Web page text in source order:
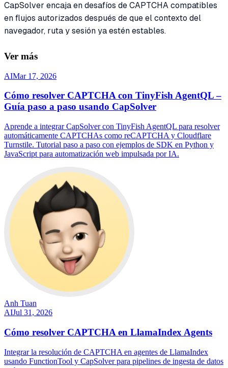
CapSolver encaja en desafíos de CAPTCHA compatibles
en flujos autorizados después de que el contexto del
navegador, ruta y sesión ya estén estables.
Ver más
AIMar 17, 2026
Cómo resolver CAPTCHA con TinyFish AgentQL –
Guía paso a paso usando CapSolver
Aprende a integrar CapSolver con TinyFish AgentQL para resolver
automáticamente CAPTCHAs como reCAPTCHA y Cloudflare
Turnstile. Tutorial paso a paso con ejemplos de SDK en Python y
JavaScript para automatización web impulsada por IA.
Anh Tuan
AIJul 31, 2026
Cómo resolver CAPTCHA en LlamaIndex Agents
Integrar la resolución de CAPTCHA en agentes de LlamaIndex
usando FunctionTool y CapSolver para pipelines de ingesta de datos